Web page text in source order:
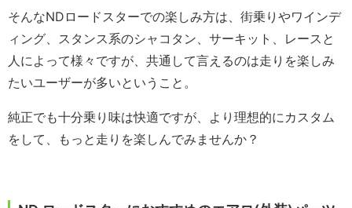
そんなNDロードスターでの楽しみ方は、街乗りやワインデ
ィング、スタンス系のシャコタン、サーキット、レースと
人によって様々ですが、共通して言えるのは走りを楽しみ
たいユーザーが多いということ。
純正でも十分乗り味は快適ですが、より理想的にカスタム
をして、もっと走りを楽しんでみませんか？